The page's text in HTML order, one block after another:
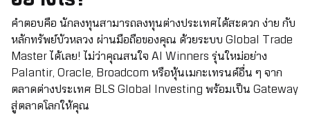
คำตอบคือ นักลงทุนสามารถลงทุนต่างประเทศได้สะดวก ง่าย กับ
หลักทรัพย์บัวหลวง ผ่านมือถือของคุณ ด้วยระบบ Global Trade
Master ได้เลย! ไม่ว่าคุณสนใจ AI Winners รุ่นใหม่อย่าง
Palantir, Oracle, Broadcom หรือหุ้นเมกะเทรนด์อื่น ๆ จาก
ตลาดต่างประเทศ BLS Global Investing พร้อมเป็น Gateway
สู่ตลาดโลกให้คุณ